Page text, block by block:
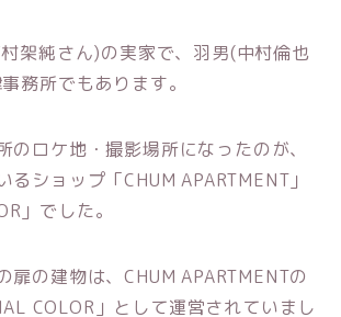
架純さん)の実家で、羽男(中村倫也
務所でもあります。
のロケ地・撮影場所になったのが、
るショップ「CHUM APARTMENT」
」でした。
扉の建物は、CHUM APARTMENTの
COLOR」として運営されていまし